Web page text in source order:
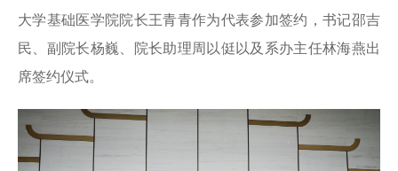
大学基础医学院院长王青青作为代表参加签约，书记邵吉
民、副院长杨巍、院长助理周以侹以及系办主任林海燕出
席签约仪式。